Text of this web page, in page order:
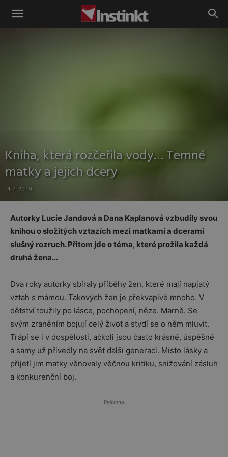
Instinkt
Kniha, která rozčeřila vody… Temné
matky a jejich dcery
4.4.2019
Autorky Lucie Jandová a Dana Kaplanová vzbudily svou
knihou o složitých vztazích mezi matkami a dcerami
slušný rozruch. Přitom jde o téma, které prožila každá
druhá žena…
Dva roky autorky sbíraly příběhy žen, které mají napjatý
vztah s mámou. Takových žen je překvapivě mnoho. V
dětství toužily po lásce, pochopení, něze. Marně. Se
svým zraněním bojují celý život a stydí se o něm mluvit.
Trápí se i v dospělosti, ačkoli jsou často krásné, úspěšné
a samy už přivedly na svět další generaci. Místo lásky a
přijetí jim matky věnovaly věčnou kritiku, snižování zásluh
a konkurenční boj.
Reklama